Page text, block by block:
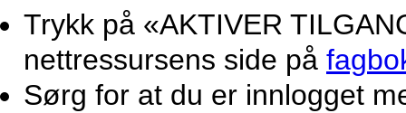
Trykk på «AKTIVER
nettressursens side på
Sørg for at du er innlogget